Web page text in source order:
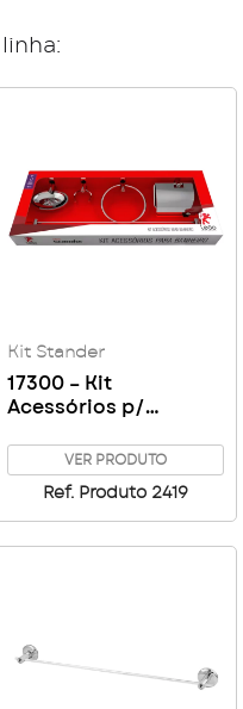
Kit Stander
17300 – Kit
Acessórios p/
VER PRODUTO
Ref. Produto 2419